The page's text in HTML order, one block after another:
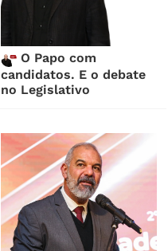
O Papo com
candidatos. E o debate
no Legislativo